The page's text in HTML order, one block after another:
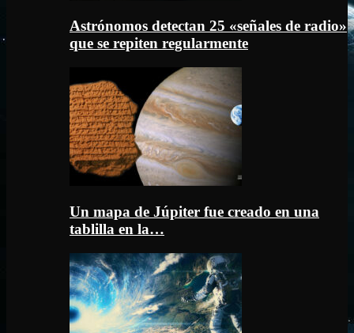
Astrónomos detectan 25 «señales de radio»
que se repiten regularmente
Un mapa de Júpiter fue creado en una
tablilla en la…